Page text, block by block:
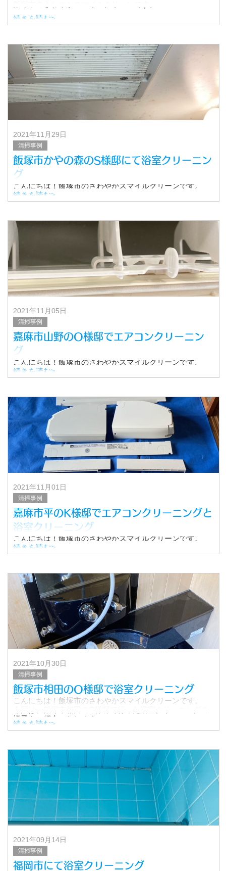
先日、飯塚市幸袋にお住まいのT様邸にて
ご依頼内容は、浴室クリーニング
続きを読む>
2021年11月29日
清掃事例
飯塚市かやの森のS様邸にて浴室クリーニン
グ
こんにちは！飯塚市のさわやかスマイルクリーンです。
今回は、飯塚市かやの森にあるS様邸にて行った、
浴室クリーニングの様子をご紹介いたします。
続きを読む>
2021年11月05日
清掃事例
嘉麻市山野のO様邸でエアコンクリーニン
グ
こんにちは！飯塚市のさわやかスマイルクリーンです。
今回は、嘉麻市山野のO様邸で行ったエアコンクリーニン
グの様子をご紹介いたします。
▼費用
スタンダードエアコン 1台 8,500円
※キャン
続きを読む>
2021年11月01日
清掃事例
嘉麻市平のK様邸でエアコンクリーニングと
浴室クリーニング
こんにちは！飯塚市のさわやかスマイルクリーンです。
今回は、嘉麻市平のK様邸で行ったエアコンクリーニング
と浴室クリーニングの様子をご紹介いたします。
■エアコンクリーニング
まずは、エアコンクリーニング
続きを読む>
2021年10月30日
清掃事例
飯塚市相田のO様邸で浴室クリーニング
こんにちは！飯塚市のさわやかスマイルクリーンです。
様子をご紹介いたします。
※キャンペーン価格
続きを読む>
2021年09月14日
清掃事例
福岡市にて浴室クリーニング